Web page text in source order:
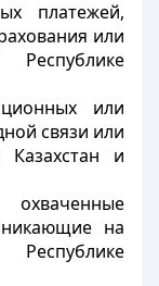
платежей,
или
или
связи или
Казахстан и
на